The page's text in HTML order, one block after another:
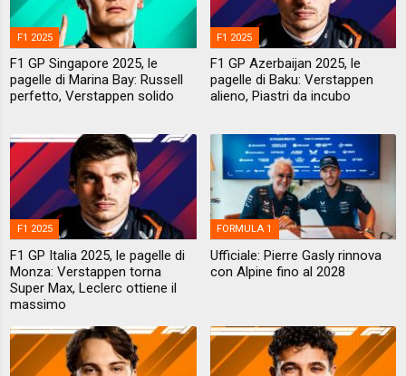
F1 2025
F1 GP Singapore 2025, le
pagelle di Marina Bay: Russell
perfetto, Verstappen solido
F1 2025
F1 GP Azerbaijan 2025, le
pagelle di Baku: Verstappen
alieno, Piastri da incubo
F1 2025
F1 GP Italia 2025, le pagelle di
Monza: Verstappen torna
Super Max, Leclerc ottiene il
massimo
FORMULA 1
Ufficiale: Pierre Gasly rinnova
con Alpine fino al 2028